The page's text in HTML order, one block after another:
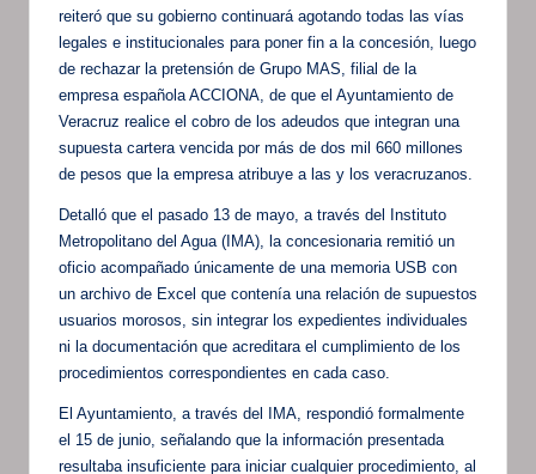
reiteró que su gobierno continuará agotando todas las vías
legales e institucionales para poner fin a la concesión, luego
de rechazar la pretensión de Grupo MAS, filial de la
empresa española ACCIONA, de que el Ayuntamiento de
Veracruz realice el cobro de los adeudos que integran una
supuesta cartera vencida por más de dos mil 660 millones
de pesos que la empresa atribuye a las y los veracruzanos.
Detalló que el pasado 13 de mayo, a través del Instituto
Metropolitano del Agua (IMA), la concesionaria remitió un
oficio acompañado únicamente de una memoria USB con
un archivo de Excel que contenía una relación de supuestos
usuarios morosos, sin integrar los expedientes individuales
ni la documentación que acreditara el cumplimiento de los
procedimientos correspondientes en cada caso.
El Ayuntamiento, a través del IMA, respondió formalmente
el 15 de junio, señalando que la información presentada
resultaba insuficiente para iniciar cualquier procedimiento, al